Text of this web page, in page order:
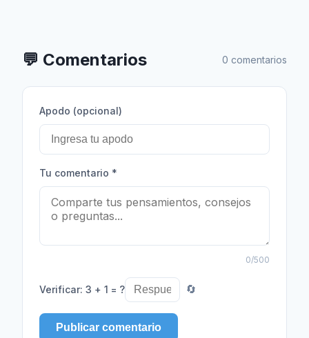
💬 Comentarios 0 comentarios
Apodo (opcional)
Tu comentario *
0/500
Verificar: 3 + 1 = ? 🔄
Publicar comentario